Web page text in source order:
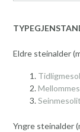
Eldre steinalder
Yngre steinalder